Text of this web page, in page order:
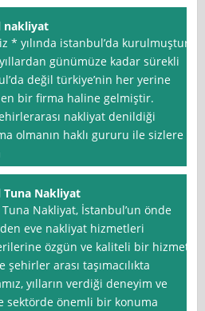
nakliyat
* yılında istanbul’da kurulmuştur
günümüze kadar sürekli
değil türkiye’nin her yerine
bir firma haline gelmiştir.
nakliyat denildiği
olmanın haklı gururu ile sizlere
Tuna Nakliyat
Nakliyat, İstanbul’un önde
eve nakliyat hizmetleri
özgün ve kaliteli bir hizmet
arası taşımacılıkta
yılların verdiği deneyim ve
sektörde önemli bir konuma